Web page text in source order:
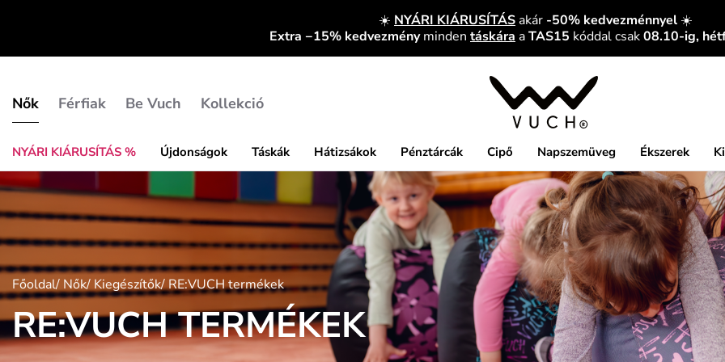
☀️ NYÁRI KIÁRUSÍTÁSakár -50% kedvezménnyel ☀️
Extra −15% kedvezményminden táskára aTAS15 kóddal csak08.10-ig,
Nők
NYÁRI KIÁRUSÍTÁS % Újdonságok Táskák Hátizsákok Pénztárcák Cipő Napszemüveg Ékszerek
Férfiak Be Vuch Kollekció
Főoldal/ Nők/ Kiegészítők/RE:VUCH termékek
RE:VUCH TERMÉKEK